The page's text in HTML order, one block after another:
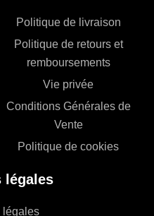
Politique de livraison
Politique de retours et
remboursements
Vie privée
Conditions Générales de
Vente
Politique de cookies
légales
légales